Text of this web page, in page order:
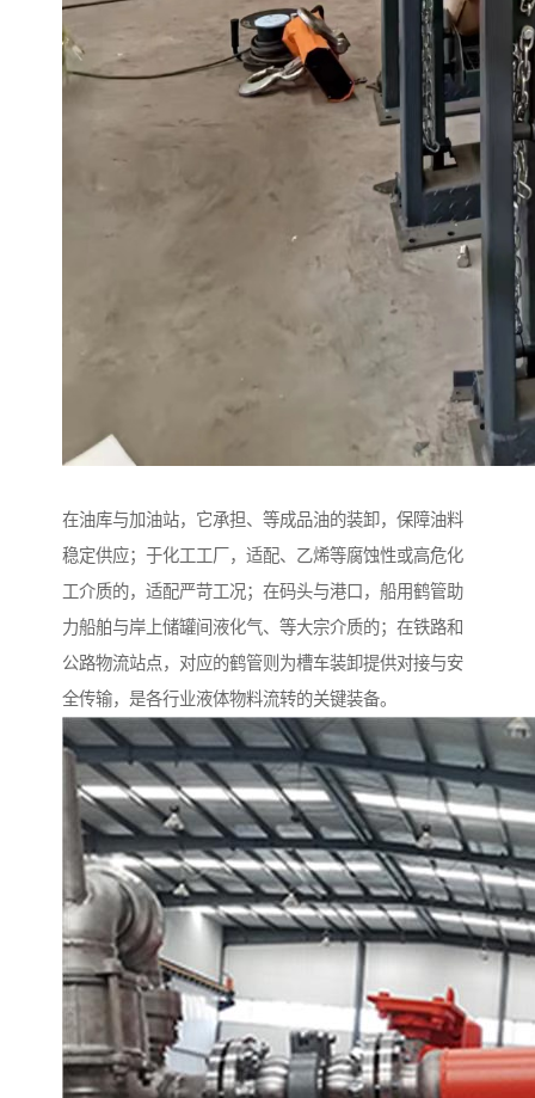
在油库与加油站，它承担、等成品油的装卸，保障油料
稳定供应；于化工工厂，适配、乙烯等腐蚀性或高危化
工介质的，适配严苛工况；在码头与港口，船用鹤管助
力船舶与岸上储罐间液化气、等大宗介质的；在铁路和
公路物流站点，对应的鹤管则为槽车装卸提供对接与安
全传输，是各行业液体物料流转的关键装备。